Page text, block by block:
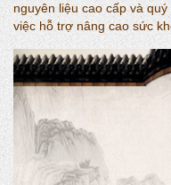
nguyên liệu cao cấp và
việc hỗ trợ nâng cao sức